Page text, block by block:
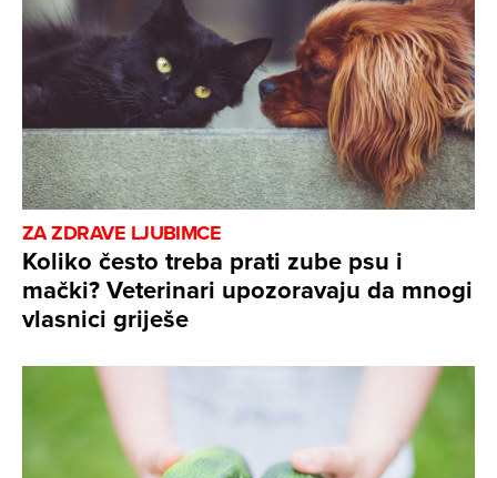
ZA ZDRAVE LJUBIMCE
Koliko često treba prati zube psu i
mački? Veterinari upozoravaju da mnogi
vlasnici griješe